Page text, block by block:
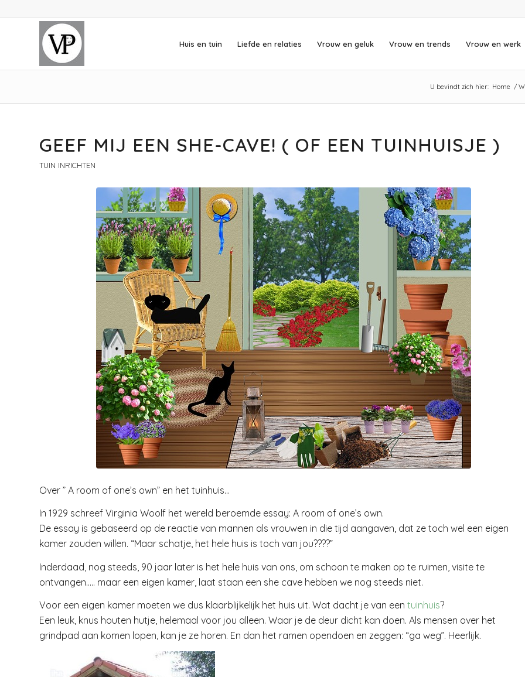
Huis en tuin Liefde en relaties Vrouw en geluk Vrouw en trends Vrouw en werk
U bevindt zich hier: Home /
GEEF MIJ EEN SHE-CAVE! ( OF EEN TUINHUISJE )
TUIN INRICHTEN
Over ” A room of one’s own” en het tuinhuis…
In 1929 schreef Virginia Woolf het wereld beroemde essay: A room of one’s own.
De essay is gebaseerd op de reactie van mannen als vrouwen in die tijd aangaven, dat ze toch wel een eigen
kamer zouden willen. “Maar schatje, het hele huis is toch van jou????”
Inderdaad, nog steeds, 90 jaar later is het hele huis van ons, om schoon te maken op te ruimen, visite te
ontvangen….. maar een eigen kamer, laat staan een she cave hebben we nog steeds niet.
Voor een eigen kamer moeten we dus klaarblijkelijk het huis uit. Wat dacht je van een tuinhuis?
Een leuk, knus houten hutje, helemaal voor jou alleen. Waar je de deur dicht kan doen. Als mensen over het
grindpad aan komen lopen, kan je ze horen. En dan het ramen opendoen en zeggen: “ga weg”. Heerlijk.